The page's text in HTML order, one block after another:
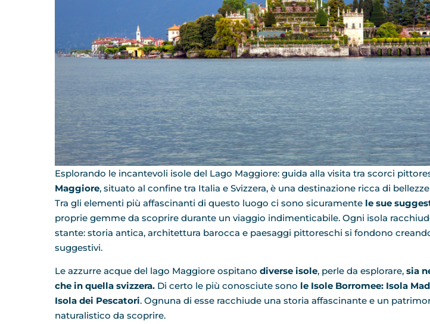
Esplorando le incantevoli isole del Lago Maggiore: guida alla visita tra scorci
Maggiore, situato al confine tra Italia e Svizzera, è una destinazione ricca di
Tra gli elementi più affascinanti di questo luogo ci sono sicuramente le sue
proprie gemme da scoprire durante un viaggio indimenticabile. Ogni isola
stante: storia antica, architettura barocca e paesaggi pittoreschi si fondono
suggestivi.
Le azzurre acque del lago Maggiore ospitano diverse isole, perle da esplorare, sia
che in quella svizzera. Di certo le più conosciute sono le Isole Borromee: Isola
Isola dei Pescatori. Ognuna di esse racchiude una storia affascinante e un
naturalistico da scoprire.